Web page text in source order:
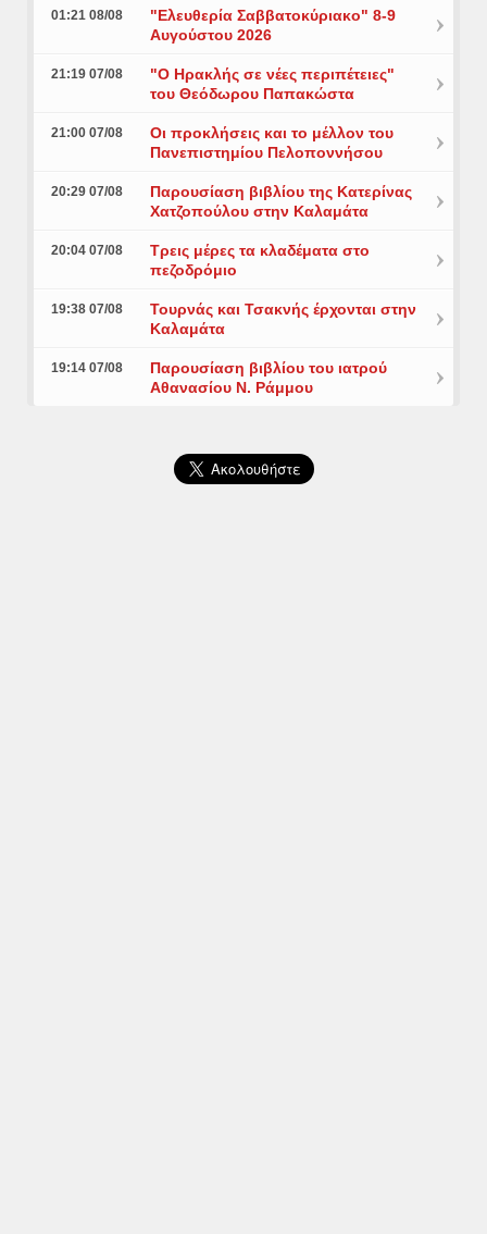
01:21 08/08
"Ελευθερία Σαββατοκύριακο" 8-9
Αυγούστου 2026
21:19 07/08
"Ο Ηρακλής σε νέες περιπέτειες"
του Θεόδωρου Παπακώστα
21:00 07/08
Οι προκλήσεις και το μέλλον του
Πανεπιστημίου Πελοποννήσου
20:29 07/08
Παρουσίαση βιβλίου της Κατερίνας
Χατζοπούλου στην Καλαμάτα
20:04 07/08
Τρεις μέρες τα κλαδέματα στο
πεζοδρόμιο
19:38 07/08
Τουρνάς και Τσακνής έρχονται στην
Καλαμάτα
19:14 07/08
Παρουσίαση βιβλίου του ιατρού
Αθανασίου Ν. Ράμμου